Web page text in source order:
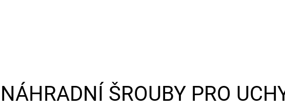
NÁHRADNÍ ŠROUBY PRO